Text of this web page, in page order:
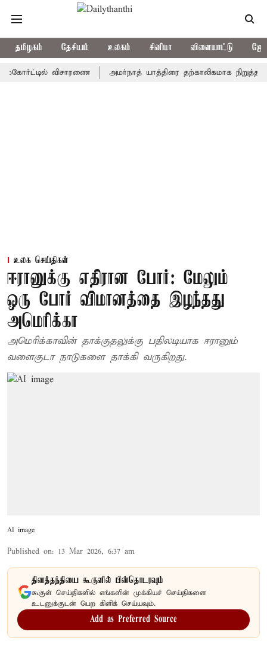
தமிழகம் தேசியம் உலகம் சினிமா விளையாட்டு
விசாரணை அமர்நாத் யாத்திரை தற்காலிகமாக நிறுத்தம்
உலக செய்திகள்
ஈரானுக்கு எதிரான போர்: மேலும்
ஒரு போர் விமானத்தை இழந்தது
அமெரிக்கா
அமெரிக்காவின் தாக்குதலுக்கு பதிலடியாக ஈரானும்
வளைகுடா நாடுகளை தாக்கி வருகிறது.
AI image
Published on: 13 Mar 2026, 6:37 am
தினத்தந்தியை கூகுளில் பின்தொடரவும்
கூகுள் செய்திகளில் எங்களின் முக்கியச் செய்திகளை
உடனுக்குடன் பெற கிளிக் செய்யவும்.
Add as Preferred Source